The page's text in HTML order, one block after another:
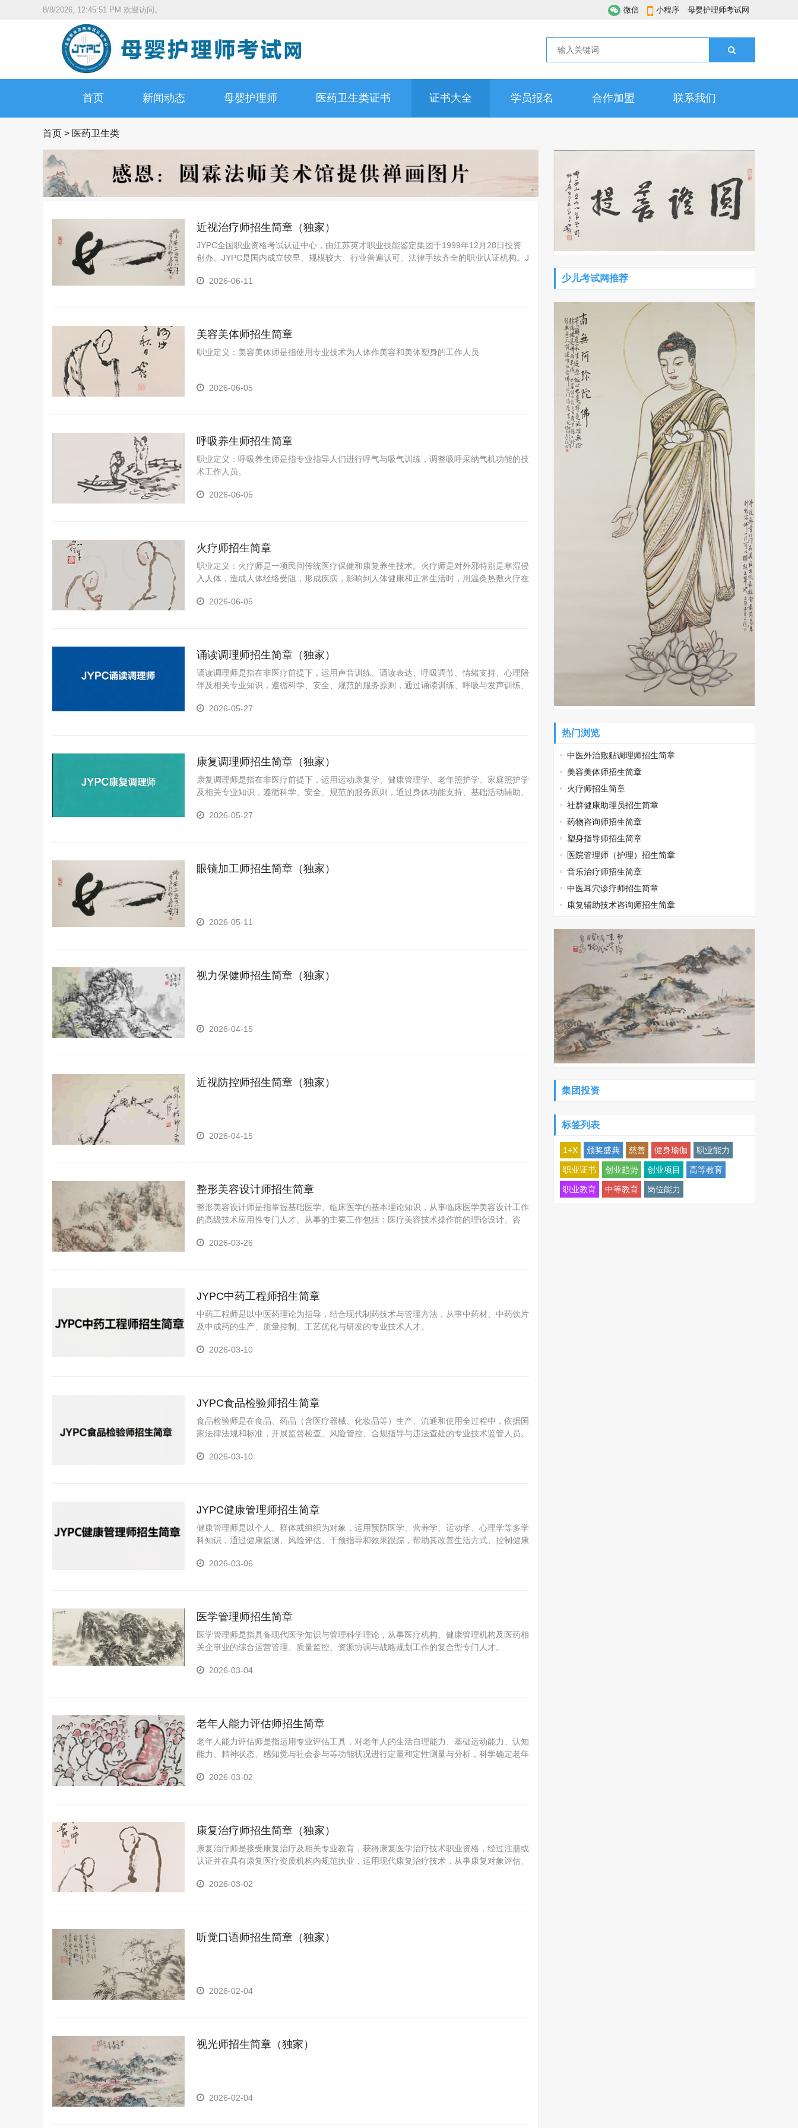
8/8/2026, 12:45:52 PM 欢迎访问。 微信 小程序 母婴护理师考试网
首页 新闻动态 母婴护理师 医药卫生类证书 证书大全 学员报名 合作加盟 联系我们
首页 > 医药卫生类
近视治疗师招生简章（独家）
JYPC全国职业资格考试认证中心，由江苏英才职业技能鉴定集团于1999年12月28日投资
创办。JYPC是国内成立较早、规模较大、行业普遍认可、法律手续齐全的职业认证机构。J
2026-06-11
美容美体师招生简章
职业定义：美容美体师是指使用专业技术为人体作美容和美体塑身的工作人员
2026-06-05
呼吸养生师招生简章
职业定义：呼吸养生师是指专业指导人们进行呼气与吸气训练，调整吸呼采纳气机功能的技
术工作人员。
2026-06-05
火疗师招生简章
职业定义：火疗师是一项民间传统医疗保健和康复养生技术。火疗师是对外邪特别是寒湿侵
入人体，造成人体经络受阻，形成疾病，影响到人体健康和正常生活时，用温灸热敷火疗在
才。2026-06-05
诵读调理师招生简章（独家）
诵读调理师是指在非医疗前提下，运用声音训练、诵读表达、呼吸调节、情绪支持、心理陪
伴及相关专业知识，遵循科学、安全、规范的服务原则，通过诵读训练、呼吸与发声训练、
内在稳定感与心理舒适度的专业服务人员。
2026-05-27
康复调理师招生简章（独家）
康复调理师是指在非医疗前提下，运用运动康复学、健康管理学、老年照护学、家庭照护学
及相关专业知识，遵循科学、安全、规范的服务原则，通过身体功能支持、基础活动辅助、
生活舒适度与基础自理能力的专业服务人员。
2026-05-27
眼镜加工师招生简章（独家）
2026-05-11
视力保健师招生简章（独家）
2026-04-15
近视防控师招生简章（独家）
2026-04-15
整形美容设计师招生简章
整形美容设计师是指掌握基础医学、临床医学的基本理论知识，从事临床医学美容设计工作
的高级技术应用性专门人才。从事的主要工作包括：医疗美容技术操作前的理论设计、咨
2026-03-26
JYPC中药工程师招生简章
中药工程师是以中医药理论为指导，结合现代制药技术与管理方法，从事中药材、中药饮片
及中成药的生产、质量控制、工艺优化与研发的专业技术人才。
2026-03-10
JYPC食品检验师招生简章
食品检验师是在食品、药品（含医疗器械、化妆品等）生产、流通和使用全过程中，依据国
家法律法规和标准，开展监督检查、风险管控、合规指导与违法查处的专业技术监管人员。
2026-03-10
JYPC健康管理师招生简章
健康管理师是以个人、群体或组织为对象，运用预防医学、营养学、运动学、心理学等多学
科知识，通过健康监测、风险评估、干预指导和效果跟踪，帮助其改善生活方式、控制健康
2026-03-06
医学管理师招生简章
医学管理师是指具备现代医学知识与管理科学理论，从事医疗机构、健康管理机构及医药相
关企事业的综合运营管理、质量监控、资源协调与战略规划工作的复合型专门人才。
2026-03-04
老年人能力评估师招生简章
老年人能力评估师是指运用专业评估工具，对老年人的生活自理能力、基础运动能力、认知
能力、精神状态、感知觉与社会参与等功能状况进行定量和定性测量与分析，科学确定老年
2026-03-02
康复治疗师招生简章（独家）
康复治疗师是接受康复治疗及相关专业教育，获得康复医学治疗技术职业资格，经过注册或
认证并在具有康复医疗资质机构内规范执业，运用现代康复治疗技术，从事康复对象评估、
2026-03-02
听觉口语师招生简章（独家）
2026-02-04
视光师招生简章（独家）
2026-02-04
少儿考试网推荐
热门浏览
中医外治敷贴调理师招生简章
美容美体师招生简章
火疗师招生简章
社群健康助理员招生简章
药物咨询师招生简章
塑身指导师招生简章
医院管理师（护理）招生简章
音乐治疗师招生简章
中医耳穴诊疗师招生简章
康复辅助技术咨询师招生简章
集团投资
标签列表
1+X 颁奖盛典 慈善 健身瑜伽 职业能力
职业证书 创业趋势 创业项目 高等教育
职业教育 中等教育 岗位能力